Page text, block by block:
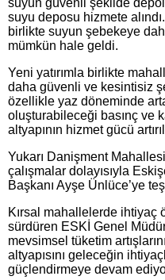
suyun güvenli şekilde
suyu deposu hizmete
birlikte suyun şebekeye
mümkün hale geldi.
Yeni yatırımla birlikte
daha güvenli ve kesintisiz
özellikle yaz döneminde
oluşturabileceği basınç ve
altyapının hizmet gücü
Yukarı Danişment
çalışmalar dolayısıyla
Başkanı Ayşe Ünlüce’ye
Kırsal mahallelerde ihtiyaç
sürdüren ESKİ Genel
mevsimsel tüketim
altyapısını geleceğin
güçlendirmeye devam